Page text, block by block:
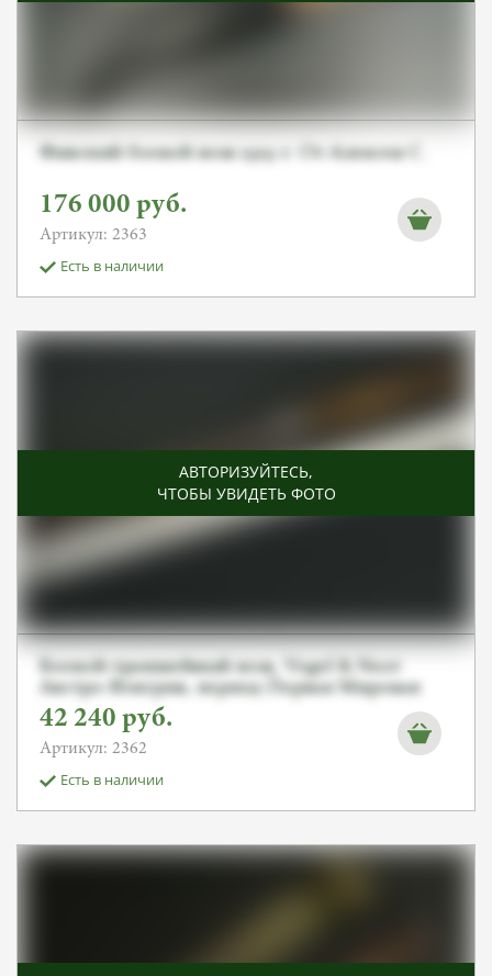
Финский боевой нож 1919 г. От Алексея С.
176 000 руб.
Артикул: 2363
Есть в наличии
АВТОРИЗУЙТЕСЬ,
ЧТОБЫ УВИДЕТЬ ФОТО
Боевой-траншейный нож, Vogel & Noot
Австро-Венгрия, период Первая Мировая
война от Алексея С.
42 240 руб.
Артикул: 2362
Есть в наличии